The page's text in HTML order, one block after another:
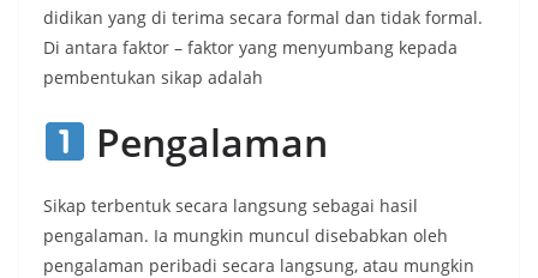
didikan yang di terima secara formal dan tidak formal.
Di antara faktor – faktor yang menyumbang kepada
pembentukan sikap adalah
Pengalaman
Sikap terbentuk secara langsung sebagai hasil
pengalaman. Ia mungkin muncul disebabkan oleh
pengalaman peribadi secara langsung, atau mungkin